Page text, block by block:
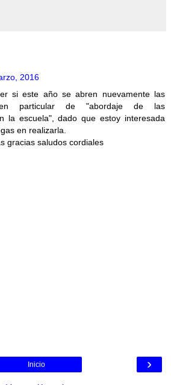
2016
si este año se abren nuevamente las
en particular de "abordaje de las
la escuela", dado que estoy interesada
en realizarla.
gracias saludos cordiales
›
Inicio